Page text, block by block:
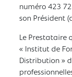
numéro 423
son Président
Le Prestataire
« Institut de
Distribution »